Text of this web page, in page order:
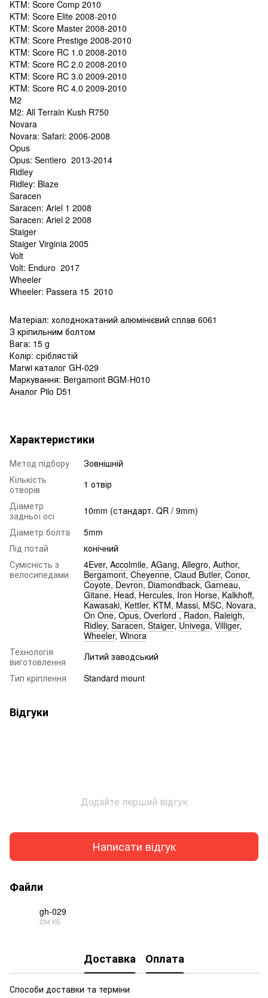
KTM: Score Comp 2010
KTM: Score Elite 2008-2010
KTM: Score Master 2008-2010
KTM: Score Prestige 2008-2010
KTM: Score RC 1.0 2008-2010
KTM: Score RC 2.0 2008-2010
KTM: Score RC 3.0 2009-2010
KTM: Score RC 4.0 2009-2010
M2
M2: All Terrain Kush R750
Novara
Novara: Safari: 2006-2008
Opus
Opus: Sentiero 2013-2014
Ridley
Ridley: Blaze
Saracen
Saracen: Ariel 1 2008
Saracen: Ariel 2 2008
Staiger
Staiger Virginia 2005
Volt
Volt: Enduro 2017
Wheeler
Wheeler: Passera 15 2010
Матеріал: холоднокатаний алюмінієвий сплав 6061
З кріпильним болтом
Вага: 15 g
Колір: сріблястій
Marwi каталог GH-029
Маркування: Bergamont BGM-H010
Аналог Pilo D51
Характеристики
Метод підбору
Зовнішній
Кількість
отворів
1 отвір
Діаметр
задньої осі
10mm (стандарт. QR / 9mm)
Діаметр болта
5mm
Під потай
конічний
Сумісність з
велосипедами
4Ever, Accolmile, AGang, Allegro, Author,
Bergamont,Cheyenne,Claud Butler,Conor,
Coyote,Devron,Diamondback,Garneau,
Gitane, Head,Hercules,Iron Horse,Kalkhoff,
Kawasaki,Kettler,KTM, Massi,MSC,Novara,
On One,Opus,Overlord,Radon,Raleigh,
Ridley,Saracen,Staiger,Univega,Villiger,
Wheeler,Winora
Технологія
виготовлення
Литий заводський
Тип кріплення
Standard mount
Відгуки
Додайте перший відгук
Написати відгук
Файли
gh-029
234 КБ
Доставка Оплата
Способи доставки та терміни